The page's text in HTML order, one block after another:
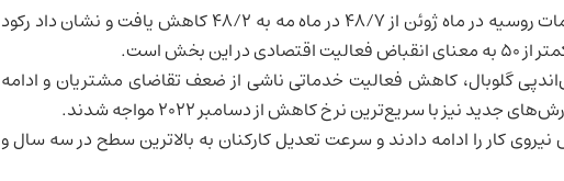
روسیه
در ماه ژوئن از ۴۸/۷ در ماه مه به ۴۸/۲ کاهش یافت و نشان داد رکود
بخش است.
گلوبال، کاهش فعالیت خدماتی ناشی از ضعف تقاضای مشتریان و ادامه
نیز با سریع‌ترین نرخ کاهش از دسامبر ۲۰۲۲ مواجه شدند.
کار را ادامه دادند و سرعت تعدیل کارکنان به بالاترین سطح در سه سال و